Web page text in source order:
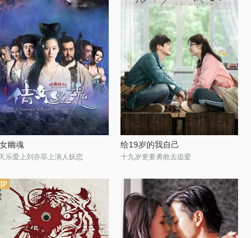
幽魂
乐爱上刘亦菲上演人妖恋
给19岁的我自己
十九岁更要勇敢去追爱